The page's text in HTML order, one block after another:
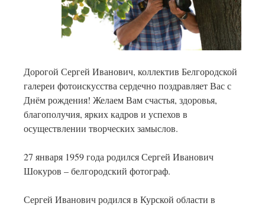
Дорогой Сергей Иванович, коллектив Белгородской
галереи фотоискусства сердечно поздравляет Вас с
Днём рождения! Желаем Вам счастья, здоровья,
благополучия, ярких кадров и успехов в
осуществлении творческих замыслов.
27 января 1959 года родился Сергей Иванович
Шокуров – белгородский фотограф.
Сергей Иванович родился в Курской области в